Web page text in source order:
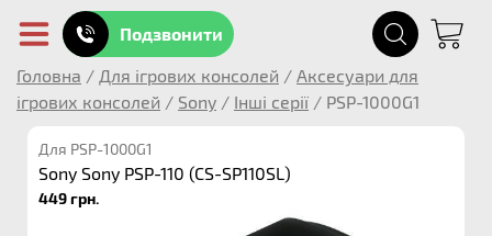
Подзвонити
Головна / Для ігрових консолей / Аксесуари для
ігрових консолей / Sony / Інші серії / PSP-1000G1
Для PSP-1000G1
Sony Sony PSP-110 (CS-SP110SL)
449 грн.